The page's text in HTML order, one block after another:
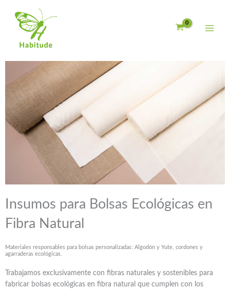
contenido
Insumos para Bolsas Ecológicas en
Fibra Natural
Materiales responsables para bolsas personalizadas: Algodón y Yute, cordones y
agarraderas ecológicas.
Trabajamos exclusivamente con fibras naturales y sostenibles para
fabricar bolsas ecológicas en fibra natural que cumplen con los